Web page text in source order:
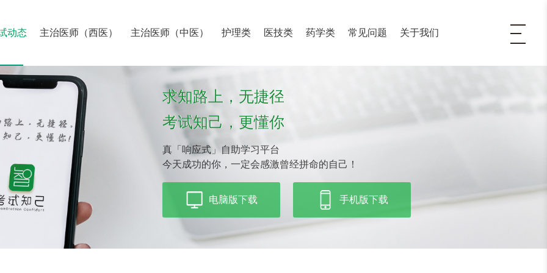
动态 主治医师（西医） 主治医师（中医） 护理类 医技类 药学类 常见问题 关于我们
求知路上，无捷径
考试知己，更懂你
真「响应式」自助学习平台
今天成功的你，一定会感激曾经拼命的自己！
电脑版下载 手机版下载